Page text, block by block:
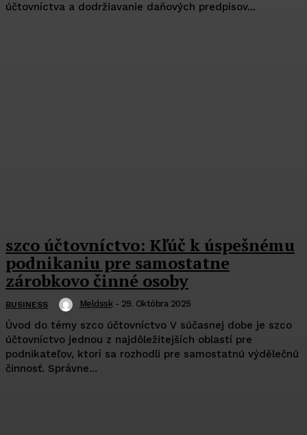
účtovníctva a dodržiavanie daňových predpisov...
szco účtovníctvo: Kľúč k úspešnému
podnikaniu pre samostatne
zárobkovo činné osoby
BUSINESS Meldssk - 29. Októbra 2025
Úvod do témy szco účtovníctvo V súčasnej dobe je szco
účtovníctvo jednou z najdôležitejších oblastí pre
podnikateľov, ktorí sa rozhodli pre samostatnú výdělečnú
činnosť. Správne...